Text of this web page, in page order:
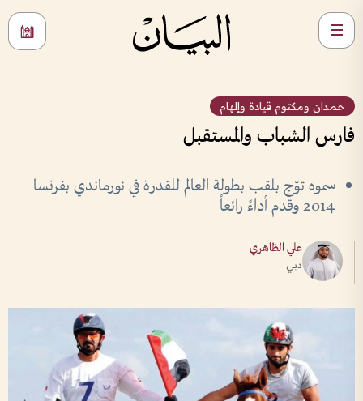
حمدان ومكتوم قيادة وإلهام
فارس الشباب والمستقبل
سموه توّج بلقب بطولة العالم للقدرة في نورماندي بفرنسا
2014 وقدم أداءً رائعاً
علي الظاهري
دبي